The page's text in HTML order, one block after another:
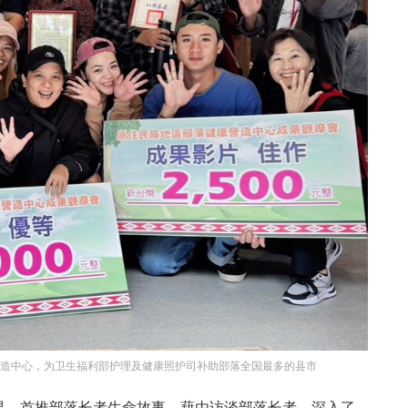
中心，为卫生福利部护理及健康照护司补助部落全国最多的县市